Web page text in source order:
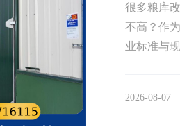
很多粮库
不高？作
业标准与
2026-08-07